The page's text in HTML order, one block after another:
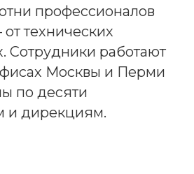
профессионалов
технических
Сотрудники работают
Москвы и Перми
по десяти
и дирекциям.